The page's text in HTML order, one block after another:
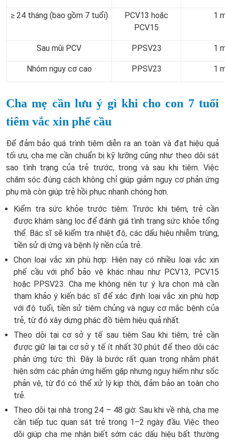
≥ 24 tháng (bao gồm 7 tuổi)
PCV13 hoặc
PCV15
1
Sau mũi PCV PPSV23 1
Nhóm nguy cơ cao PPSV23 1
Cha mẹ cần lưu ý gì khi cho con 7 tuổi
tiêm vắc xin phế cầu
Để đảm bảo quá trình tiêm diễn ra an toàn và đạt hiệu quả
tối ưu, cha mẹ cần chuẩn bị kỹ lưỡng cũng như theo dõi sát
sao tình trạng của trẻ trước, trong và sau khi tiêm. Việc
chăm sóc đúng cách không chỉ giúp giảm nguy cơ phản ứng
phụ mà còn giúp trẻ hồi phục nhanh chóng hơn.
Kiểm tra sức khỏe trước tiêm: Trước khi tiêm, trẻ cần
được khám sàng lọc để đánh giá tình trạng sức khỏe tổng
thể. Bác sĩ sẽ kiểm tra nhiệt độ, các dấu hiệu nhiễm trùng,
tiền sử dị ứng và bệnh lý nền của trẻ.
Chọn loại vắc xin phù hợp: Hiện nay có nhiều loại vắc xin
phế cầu với phổ bảo vệ khác nhau như PCV13, PCV15
hoặc PPSV23. Cha mẹ không nên tự ý lựa chọn mà cần
tham khảo ý kiến bác sĩ để xác định loại vắc xin phù hợp
với độ tuổi, tiền sử tiêm chủng và nguy cơ mắc bệnh của
trẻ, từ đó xây dựng phác đồ tiêm hiệu quả nhất.
Theo dõi tại cơ sở y tế sau tiêm Sau khi tiêm, trẻ cần
được giữ lại tại cơ sở y tế ít nhất 30 phút để theo dõi các
phản ứng tức thì. Đây là bước rất quan trọng nhằm phát
hiện sớm các phản ứng hiếm gặp nhưng nguy hiểm như sốc
phản vệ, từ đó có thể xử lý kịp thời, đảm bảo an toàn cho
trẻ.
Theo dõi tại nhà trong 24 – 48 giờ: Sau khi về nhà, cha mẹ
cần tiếp tục quan sát trẻ trong 1–2 ngày đầu. Việc theo
dõi giúp cha mẹ nhận biết sớm các dấu hiệu bất thường